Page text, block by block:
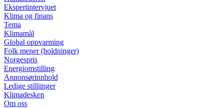
Ekspertintervjuet
Klima og finans
Tema
Klimamål
Global oppvarming
Folk mener (holdninger)
Norgespris
Energiomstilling
Annonsørinnhold
Ledige stilliinger
Klimadesken
Om oss